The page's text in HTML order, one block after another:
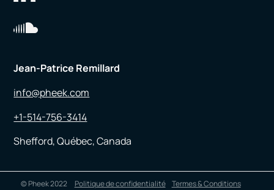
Jean-Patrice Remillard
info@pheek.com
+1-514-756-3414
Shefford, Québec, Canada
© Pheek 2022 Politique de confidentialité Termes & Conditions